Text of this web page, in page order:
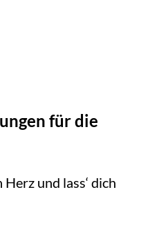
für die
und lass‘ dich